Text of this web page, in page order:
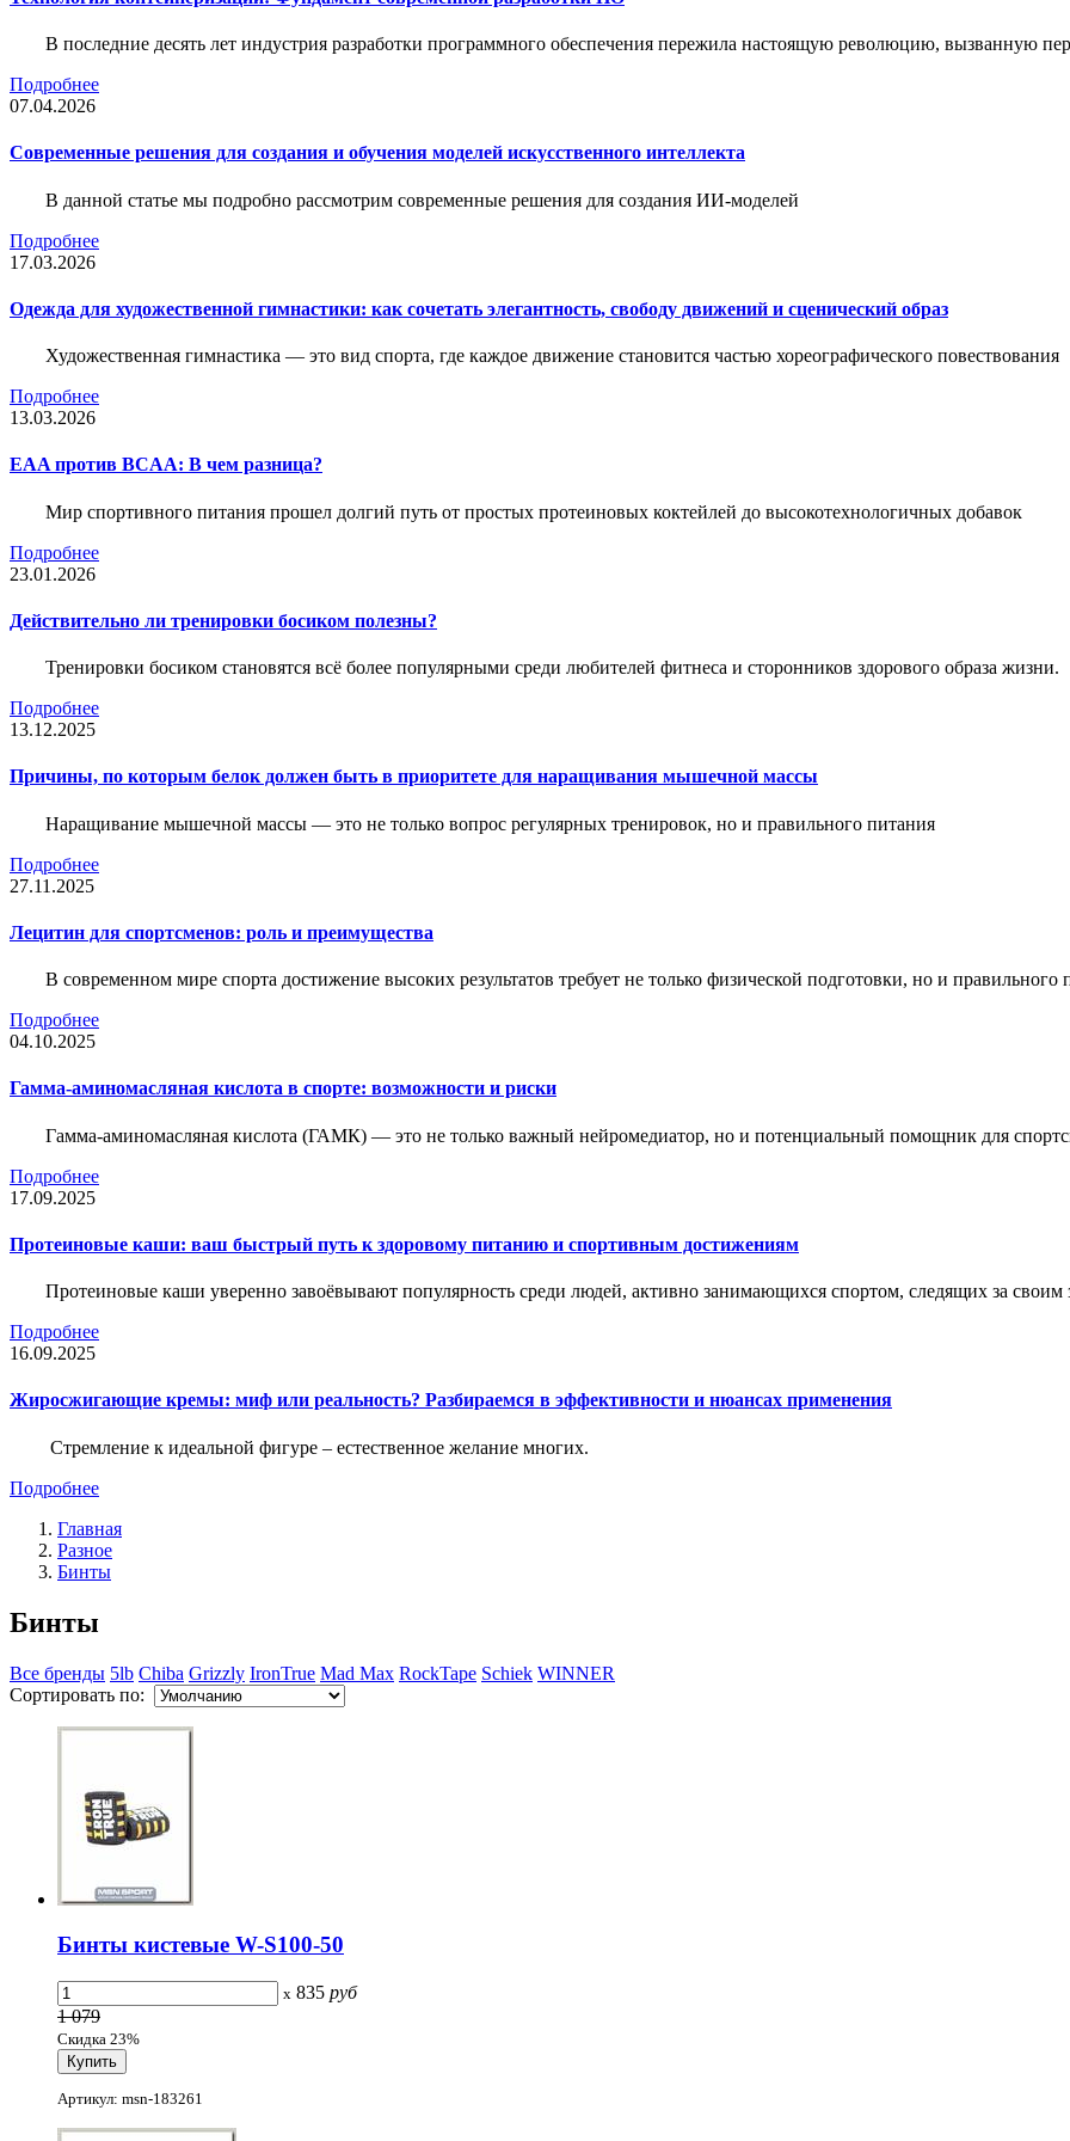
В последние десять лет индустрия разработки программного обеспечения пережила настоящую революцию, вызванную
Подробнее
07.04.2026
Современные решения для создания и обучения моделей искусственного интеллекта
В данной статье мы подробно рассмотрим современные решения для создания ИИ-моделей
Подробнее
17.03.2026
Одежда для художественной гимнастики: как сочетать элегантность, свободу движений и сценический образ
Художественная гимнастика — это вид спорта, где каждое движение становится частью хореографического повествования
Подробнее
13.03.2026
EAA против BCAA: В чем разница?
Мир спортивного питания прошел долгий путь от простых протеиновых коктейлей до высокотехнологичных добавок
Подробнее
23.01.2026
Действительно ли тренировки босиком полезны?
Тренировки босиком становятся всё более популярными среди любителей фитнеса и сторонников здорового образа жизни.
Подробнее
13.12.2025
Причины, по которым белок должен быть в приоритете для наращивания мышечной массы
Наращивание мышечной массы — это не только вопрос регулярных тренировок, но и правильного питания
Подробнее
27.11.2025
Лецитин для спортсменов: роль и преимущества
В современном мире спорта достижение высоких результатов требует не только физической подготовки, но и правильного
Подробнее
04.10.2025
Гамма-аминомасляная кислота в спорте: возможности и риски
Гамма-аминомасляная кислота (ГАМК) — это не только важный нейромедиатор, но и потенциальный помощник для
Подробнее
17.09.2025
Протеиновые каши: ваш быстрый путь к здоровому питанию и спортивным достижениям
Протеиновые каши уверенно завоёвывают популярность среди людей, активно занимающихся спортом, следящих за
Подробнее
16.09.2025
Жиросжигающие кремы: миф или реальность? Разбираемся в эффективности и нюансах применения
Стремление к идеальной фигуре – естественное желание многих.
Подробнее
Главная
Разное
Бинты
Бинты
Все бренды 5lb Chiba Grizzly IronTrue Mad Max RockTape Schiek WINNER
Сортировать по:
Бинты кистевые W-S100-50
x 835 руб
1 079
Скидка 23%
Артикул: msn-183261